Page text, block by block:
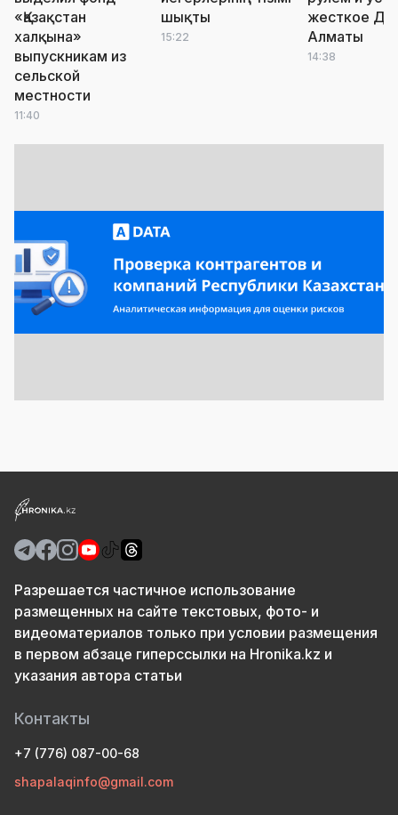
«Қазақстан
халқына»
выпускникам из
сельской
местности
11:40
шықты
15:22
жесткое
Алматы
14:38
Разрешается частичное использование
размещенных на сайте текстовых, фото- и
видеоматериалов только при условии размещения
в первом абзаце гиперссылки на Hronika.kz и
указания автора статьи
Контакты
+7 (776) 087-00-68
shapalaqinfo@gmail.com